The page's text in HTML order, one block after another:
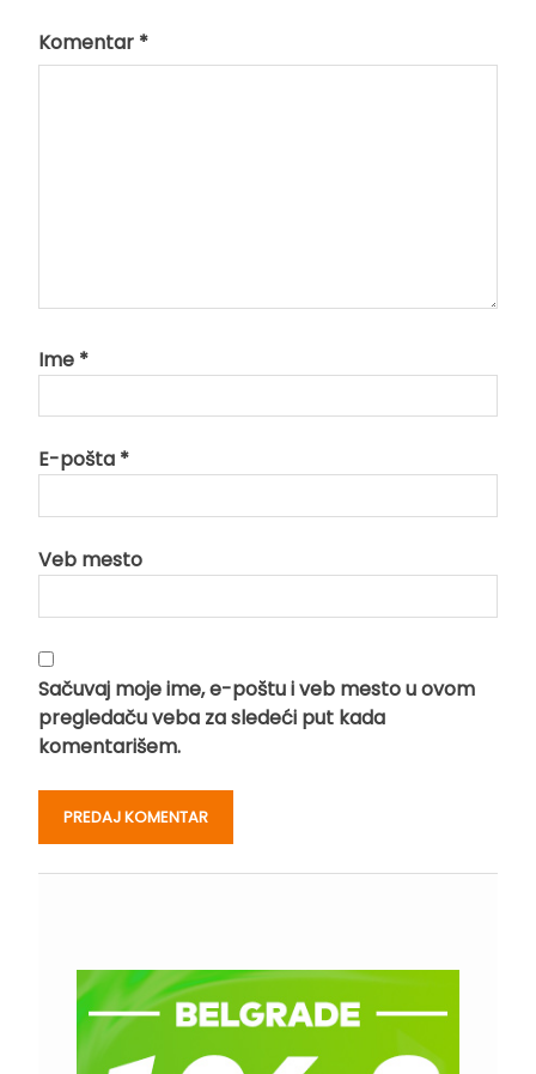
Komentar *
Ime *
E-pošta *
Veb mesto
Sačuvaj moje ime, e-poštu i veb mesto u ovom
pregledaču veba za sledeći put kada
komentarišem.